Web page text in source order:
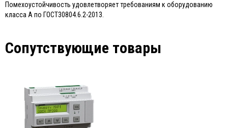
Помехоустойчивость удовлетворяет требованиям к оборудованию
класса А по ГОСТ30804.6.2-2013.
Сопутствующие товары